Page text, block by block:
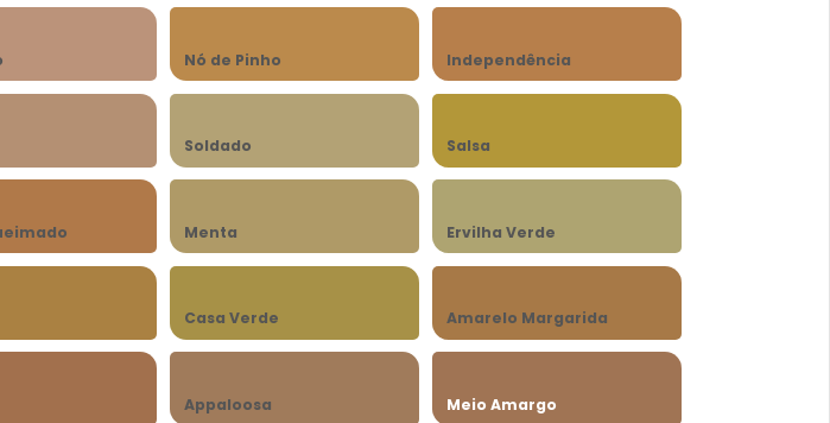
Nó de Pinho Independência
Soldado Salsa
Menta Ervilha Verde
Casa Verde Amarelo Margarida
Appaloosa Meio Amargo